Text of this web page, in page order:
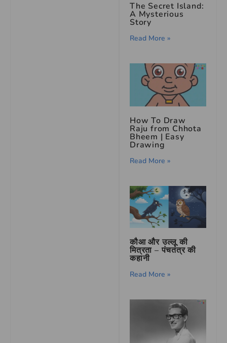
The Secret Island:
A Mysterious
Story
Read More »
How To Draw
Raju from Chhota
Bheem | Easy
Drawing
Read More »
कौआ और उल्लू की
मित्रता – पंचतंत्र की
कहानी
Read More »